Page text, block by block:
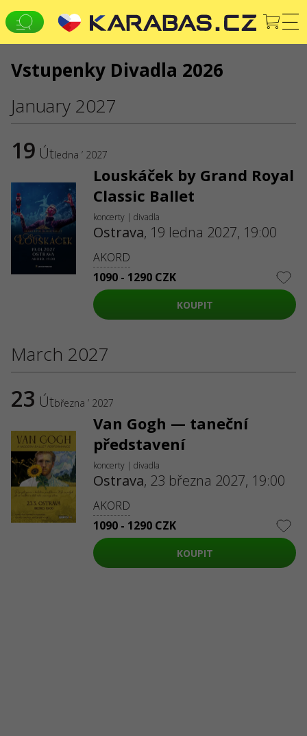
CS EN UK
SLUŽBY
Dodání a platba
Mapa stránek
O NÁS
Pro organizátory
Logo pro plakáty a média
O společnosti
Veřejná nabídka
Vstupenky Divadla 2026
January 2027
19 Útledna ’ 2027
Louskáček by Grand Royal
Classic Ballet
koncerty | divadla
Ostrava, 19 ledna 2027, 19:00
AKORD
1090 - 1290 CZK
KOUPIT
March 2027
23 Útbřezna ’ 2027
Van Gogh — taneční
představení
koncerty | divadla
Ostrava, 23 března 2027, 19:00
AKORD
1090 - 1290 CZK
KOUPIT